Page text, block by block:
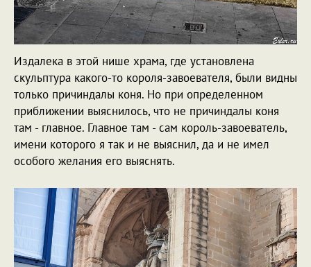
Издалека в этой нише храма, где установлена
скульптура какого-то короля-завоевателя, были видны
только причиндалы коня. Но при определенном
приближении выяснилось, что не причиндалы коня
там - главное. Главное там - сам король-завоеватель,
имени которого я так и не выяснил, да и не имел
особого желания его выяснять.